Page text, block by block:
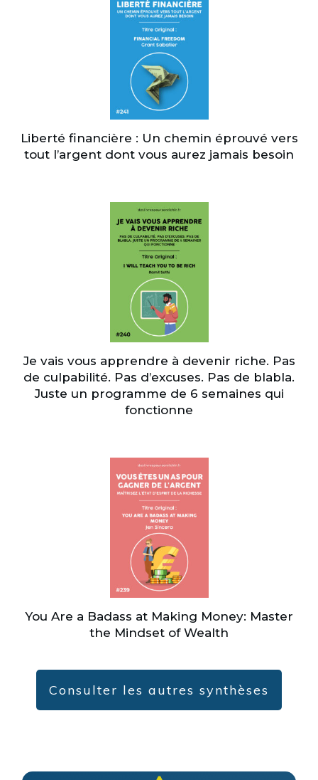
Liberté financière : Un chemin éprouvé vers
tout l’argent dont vous aurez jamais besoin
Je vais vous apprendre à devenir riche. Pas
de culpabilité. Pas d’excuses. Pas de blabla.
Juste un programme de 6 semaines qui
fonctionne
You Are a Badass at Making Money: Master
the Mindset of Wealth
Consulter les autres synthèses